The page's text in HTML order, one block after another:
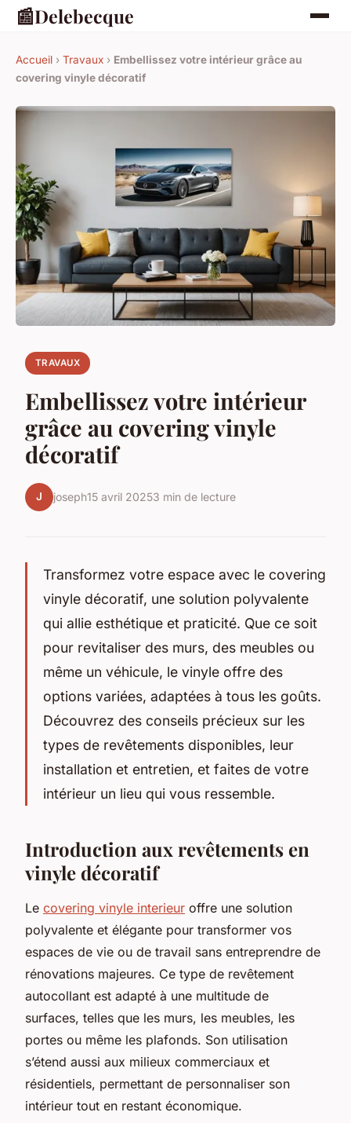
📰Delebecque
Accueil › Travaux › Embellissez votre intérieur grâce au
covering vinyle décoratif
TRAVAUX
Embellissez votre intérieur
grâce au covering vinyle
décoratif
J joseph15 avril 20253 min de lecture
Transformez votre espace avec le covering
vinyle décoratif, une solution polyvalente
qui allie esthétique et praticité. Que ce soit
pour revitaliser des murs, des meubles ou
même un véhicule, le vinyle offre des
options variées, adaptées à tous les goûts.
Découvrez des conseils précieux sur les
types de revêtements disponibles, leur
installation et entretien, et faites de votre
intérieur un lieu qui vous ressemble.
Introduction aux revêtements en
vinyle décoratif
Le covering vinyle interieur offre une solution
polyvalente et élégante pour transformer vos
espaces de vie ou de travail sans entreprendre de
rénovations majeures. Ce type de revêtement
autocollant est adapté à une multitude de
surfaces, telles que les murs, les meubles, les
portes ou même les plafonds. Son utilisation
s’étend aussi aux milieux commerciaux et
résidentiels, permettant de personnaliser son
intérieur tout en restant économique.